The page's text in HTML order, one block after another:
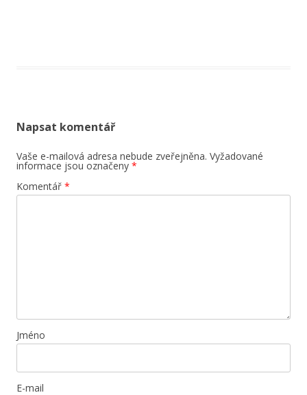
Napsat komentář
Vaše e-mailová adresa nebude zveřejněna. Vyžadované
informace jsou označeny *
Komentář *
Jméno
E-mail